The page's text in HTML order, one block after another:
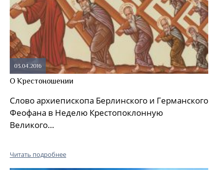
03.04.2016
О Крестоношении
Слово архиепископа Берлинского и Германского
Феофана в Неделю Крестопоклонную
Великого…
Читать подробнее